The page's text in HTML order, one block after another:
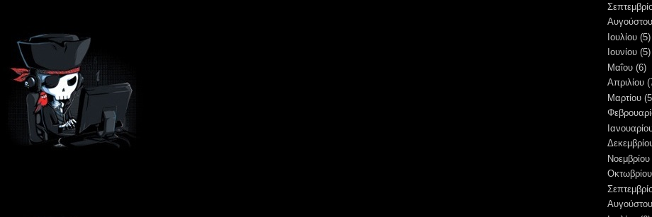
Αυγούστου
Ιουλίου (5)
Ιουνίου (5)
Μαΐου (6)
Απριλίου
Μαρτίου
Νοεμβρίου
Οκτωβρίου
Αυγούστου